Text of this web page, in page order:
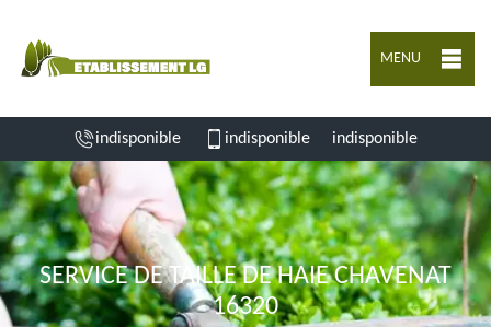
MENU
indisponible indisponible indisponible
SERVICE DE TAILLE DE HAIE CHAVENAT
16320